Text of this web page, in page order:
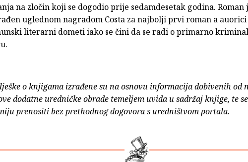
na zločin koji se dogodio prije sedamdesetak godina. Roman
uglednom nagradom Costa za najbolji prvi roman a
literarni dometi iako se čini da se radi o primarno
o knjigama izrađene su na osnovu informacija dobivenih od
dodatne uredničke obrade temeljem uvida u sadržaj knjige, te
prenositi bez prethodnog dogovora s uredništvom portala.